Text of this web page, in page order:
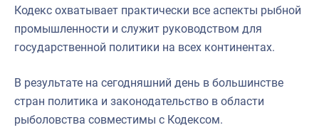
Кодекс охватывает практически все аспекты рыбной
промышленности и служит руководством для
государственной политики на всех континентах.
В результате на сегодняшний день в большинстве
стран политика и законодательство в области
рыболовства совместимы с Кодексом.